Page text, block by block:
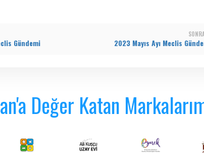
Gündemi 2023 Mayıs Ayı Meclis
Değer Katan